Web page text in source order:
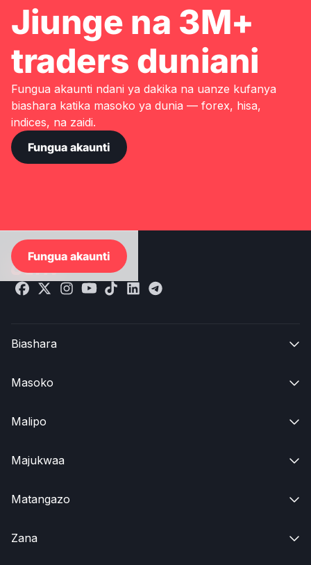
Jiunge na 3M+
traders duniani
Fungua akaunti ndani ya dakika na uanze kufanya
biashara katika masoko ya dunia — forex, hisa,
indices, na zaidi.
Fungua akaunti
Fungua akaunti
Biashara 
Masoko 
Malipo 
Majukwaa 
Matangazo 
Zana 